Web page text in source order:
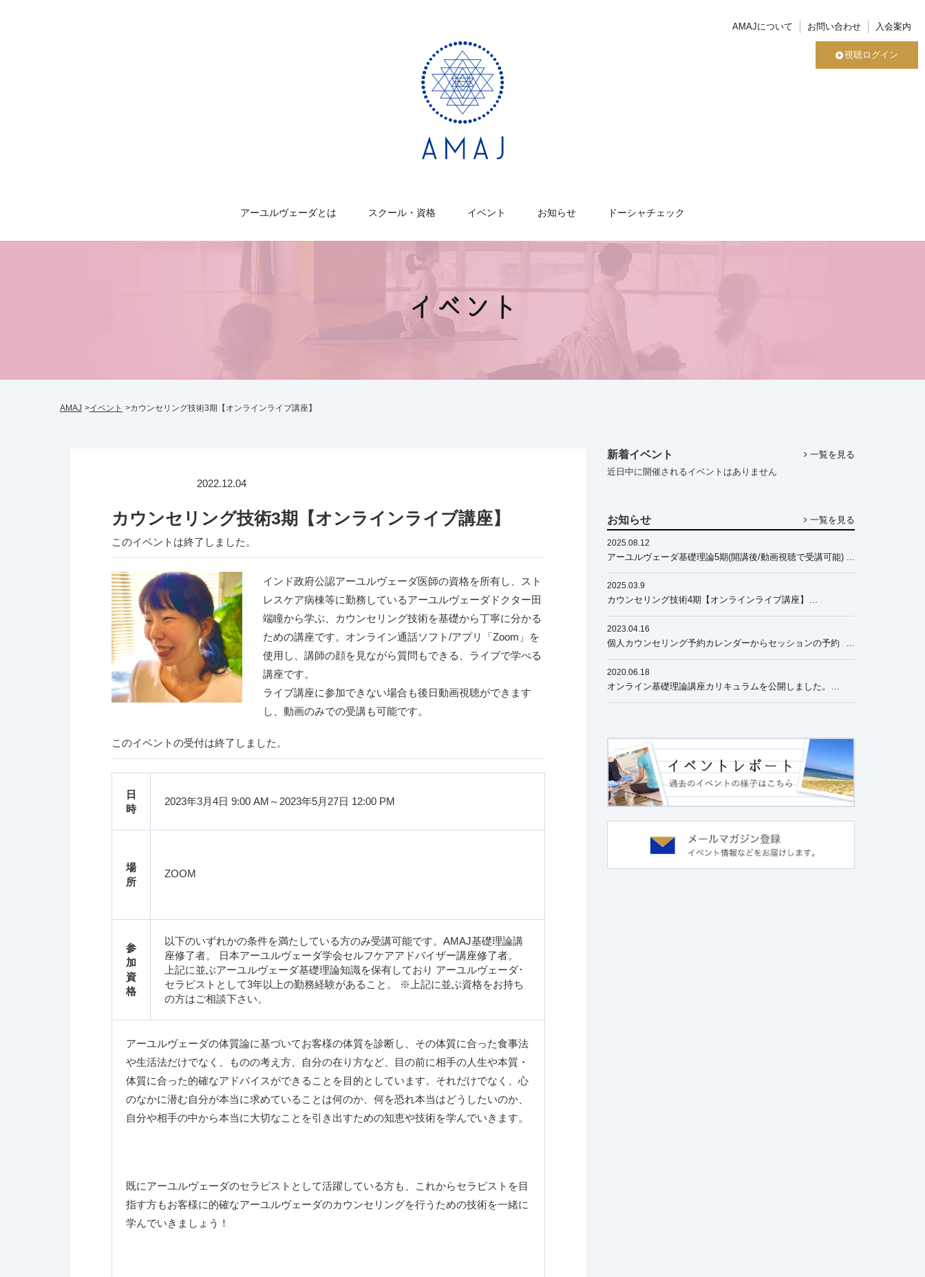
アーユルヴェーダとは スクール・資格 イベント お知らせ ドーシャチェック
視聴ログイン
AMAJについて お問い合わせ 入会案内
イベント
AMAJ イベント カウンセリング技術3期【オンラインライブ講座】
2022.12.04
カウンセリング技術3期【オンラインライブ講座】
このイベントは終了しました。
インド政府公認アーユルヴェーダ医師の資格を所有し、スト
レスケア病棟等に勤務しているアーユルヴェーダドクター田
端瞳から学ぶ、カウンセリング技術を基礎から丁寧に分かる
ための講座です。オンライン通話ソフト/アプリ「Zoom」を
使用し、講師の顔を見ながら質問もできる、ライブで学べる
講座です。
ライブ講座に参加できない場合も後日動画視聴ができます
し、動画のみでの受講も可能です。
このイベントの受付は終了しました。
日
時
2023年3月4日 9:00 AM～2023年5月27日 12:00 PM
場
所
ZOOM
参
加
資
格
以下のいずれかの条件を満たしている方のみ受講可能です。AMAJ基礎理論講
座修了者。 日本アーユルヴェーダ学会セルフケアアドバイザー講座修了者。
上記に並ぶアーユルヴェーダ基礎理論知識を保有しており アーユルヴェーダ･
セラピストとして3年以上の勤務経験があること。 ※上記に並ぶ資格をお持ち
の方はご相談下さい。
アーユルヴェーダの体質論に基づいてお客様の体質を診断し、その体質に合った食事法
や生活法だけでなく、ものの考え方、自分の在り方など、目の前に相手の人生や本質・
体質に合った的確なアドバイスができることを目的としています。それだけでなく、心
のなかに潜む自分が本当に求めていることは何のか、何を恐れ本当はどうしたいのか、
自分や相手の中から本当に大切なことを引き出すための知恵や技術を学んでいきます。
既にアーユルヴェーダのセラピストとして活躍している方も、これからセラピストを目
指す方もお客様に的確なアーユルヴェーダのカウンセリングを行うための技術を一緒に
学んでいきましょう！
新着イベント
一覧を見る
近日中に開催されるイベントはありません
お知らせ 一覧を見る
2025.08.12
アーユルヴェーダ基礎理論5期(開講後/動画視聴で受講可能)
2025.03.9
カウンセリング技術4期【オンラインライブ講座】
2023.04.16
個人カウンセリング予約カレンダーからセッションの予約
2020.06.18
オンライン基礎理論講座カリキュラムを公開しました。